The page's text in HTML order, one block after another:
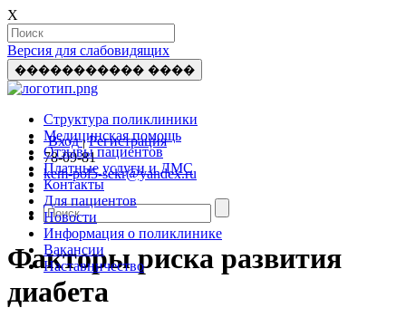
X
Версия для слабовидящих
����������� ����
Структура поликлиники
Медицинская помощь
Отзывы пациентов
Платные услуги и ДМС
Контакты
Для пациентов
Новости
Информация о поликлинике
Вакансии
Наставничество
Вход |Регистрация
78-09-81
kem-pol5-sekr@yandex.ru
Факторы риска развития
диабета